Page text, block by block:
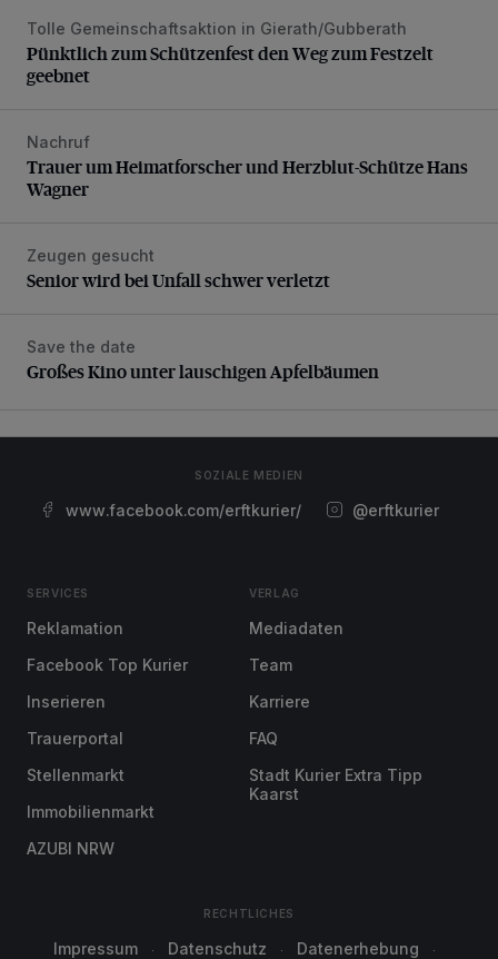
Pünktlich zum Schützenfest den Weg zum Festzelt
Tolle Gemeinschaftsaktion in Gierath/Gubberath
Pünktlich zum Schützenfest den Weg zum Festzelt
geebnet
Trauer um Heimatforscher und Herzblut-Schütze Hans
Nachruf
Trauer um Heimatforscher und Herzblut-Schütze Hans
Wagner
Senior wird bei Unfall schwer verletzt
Zeugen gesucht
Senior wird bei Unfall schwer verletzt
Großes Kino unter lauschigen Apfelbäumen
Save the date
Großes Kino unter lauschigen Apfelbäumen
SOZIALE MEDIEN
www.facebook.com/erftkurier/ @erftkurier
SERVICES
Reklamation
Facebook Top Kurier
Inserieren
Trauerportal
Stellenmarkt
Immobilienmarkt
AZUBI NRW
VERLAG
Mediadaten
Team
Karriere
FAQ
Stadt Kurier Extra Tipp
Kaarst
RECHTLICHES
Impressum Datenschutz Datenerhebung